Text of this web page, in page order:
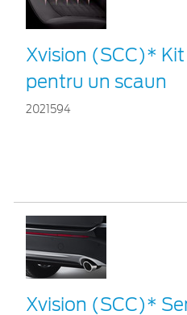
Xvision (SCC)*
pentru un scaun
2021594
Xvision (SCC)*